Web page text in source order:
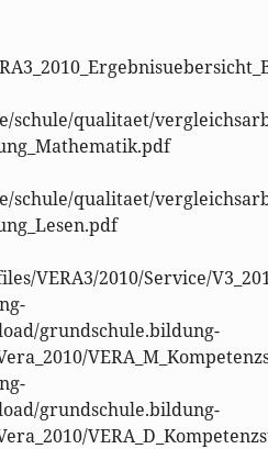
schule/qualitaet/
schule/qualitaet/
VERA3/2010/Service/
grundschule.bildung-
grundschule.bildung-